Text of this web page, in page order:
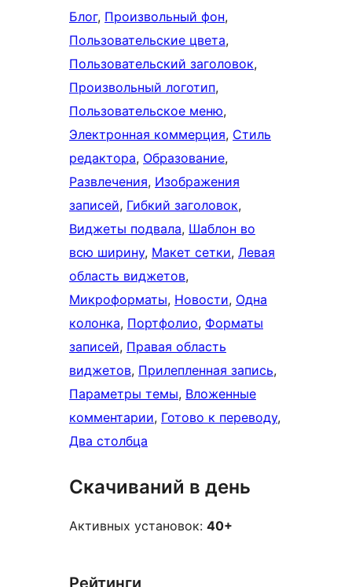
Блог, Произвольный фон
Пользовательские цвета
Пользовательский заголовок
Произвольный логотип
Пользовательское меню
Электронная коммерция, Стиль
редактора, Образование
Развлечения, Изображения
записей, Гибкий заголовок
Виджеты подвала, Шаблон во
всю ширину, Макет сетки, Левая
область виджетов
Микроформаты, Новости, Одна
колонка, Портфолио, Форматы
записей, Правая область
виджетов, Прилепленная запись
Параметры темы, Вложенные
комментарии, Готово к переводу
Два столбца
Скачиваний в день
Активных установок: 40+
Рейтинги